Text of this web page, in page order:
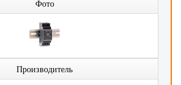
Фото
Производитель